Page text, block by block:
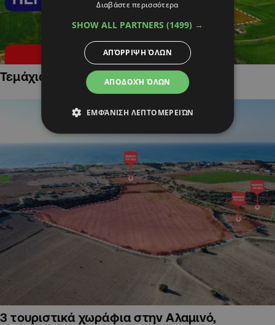
Τεμάχια Γης σε Οικιστικές Περιοχές
3 τουριστικά χωράφια στην Αλαμινό,
Διαβάστε περισσότερα
SHOW ALL PARTNERS (1499) →
ΑΠΟΔΟΧΉ ΌΛΩΝ
ΑΠΌΡΡΙΨΗ ΌΛΩΝ
ΕΜΦΆΝΙΣΗ ΛΕΠΤΟΜΕΡΕΙΏΝ